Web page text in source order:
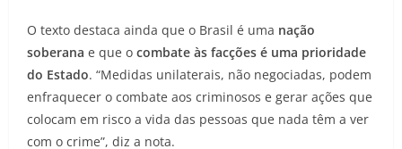
O texto destaca ainda que o Brasil é uma nação
soberana e que o combate às facções é uma prioridade
do Estado. “Medidas unilaterais, não negociadas, podem
enfraquecer o combate aos criminosos e gerar ações que
colocam em risco a vida das pessoas que nada têm a ver
com o crime”, diz a nota.